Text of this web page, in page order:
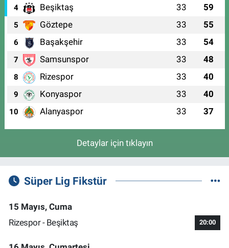
4 Beşiktaş 33 59
5 Göztepe 33 55
6 Başakşehir 33 54
7 Samsunspor 33 48
8 Rizespor 33 40
9 Konyaspor 33 40
10 Alanyaspor 33 37
Detaylar için tıklayın
Süper Lig Fikstür
15 Mayıs, Cuma
Rizespor - Beşiktaş
20:00